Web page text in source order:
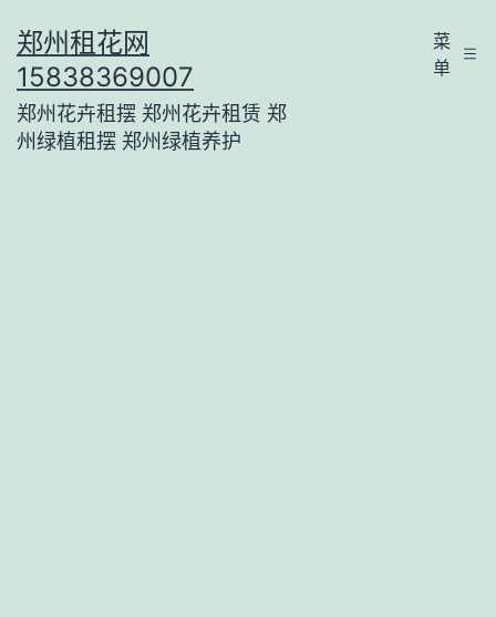
至
内
容
郑州租花网
15838369007
郑州花卉租摆 郑州花卉租赁 郑
州绿植租摆 郑州绿植养护
菜
单